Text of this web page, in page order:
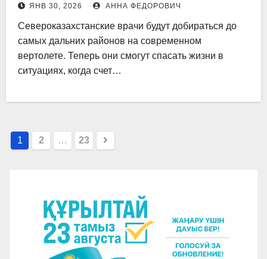
ЯНВ 30, 2026 АННА ФЕДОРОВИЧ
Североказахстанские врачи будут добираться до
самых дальних районов на современном
вертолете. Теперь они смогут спасать жизни в
ситуациях, когда счет…
Пагинация
1 2 … 23